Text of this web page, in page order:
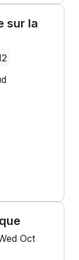
sur la
Oct